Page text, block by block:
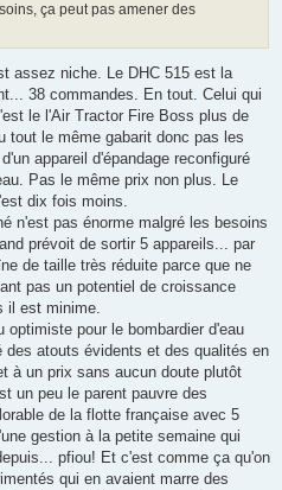
ça peut pas amener des
assez niche. Le DHC 515 est la
38 commandes. En tout. Celui qui
le l'Air Tractor Fire Boss plus de
tout le même gabarit donc pas les
appareil d'épandage reconfiguré
Pas le même prix non plus. Le
dix fois moins.
n'est pas énorme malgré les besoins
prévoit de sortir 5 appareils... par
de taille très réduite parce que ne
pas un potentiel de croissance
il est minime.
pour le bombardier d'eau
des atouts évidents et des qualités en
à un prix sans aucun doute plutôt
un peu le parent pauvre des
de la flotte française avec 5
gestion à la petite semaine qui
pfiou! Et c'est comme ça qu'on
qui en avaient marre des